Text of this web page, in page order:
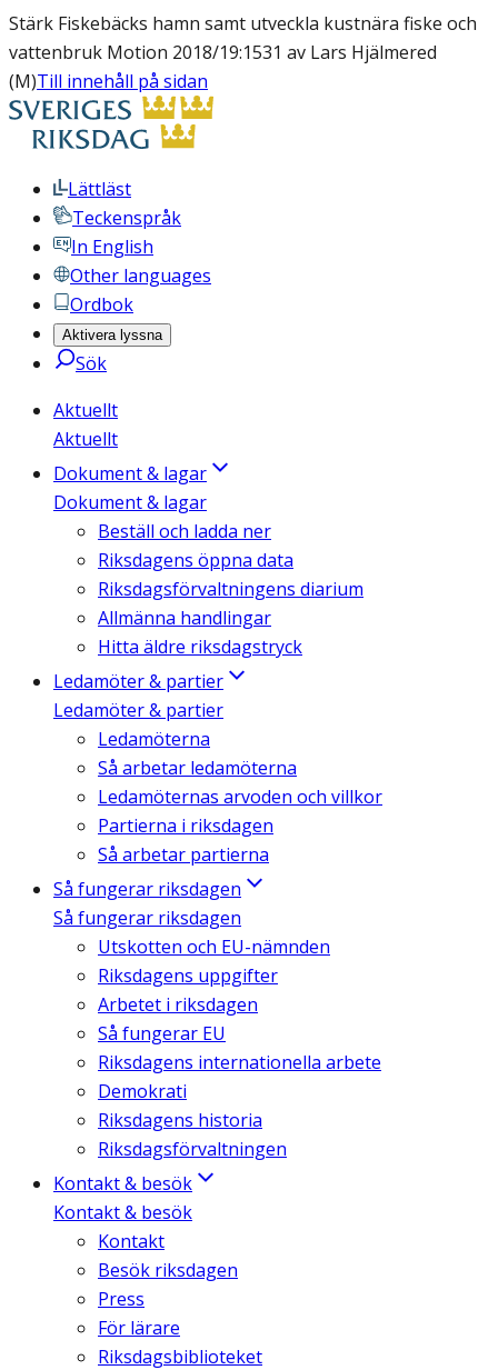
Stärk Fiskebäcks hamn samt utveckla kustnära fiske och
vattenbruk Motion 2018/19:1531 av Lars Hjälmered
(M)Till innehåll på sidan
Lättläst
Teckenspråk
In English
Other languages
Ordbok
Aktivera lyssna
Sök
Aktuellt
Aktuellt
Dokument & lagar
Dokument & lagar
Beställ och ladda ner
Riksdagens öppna data
Riksdagsförvaltningens diarium
Allmänna handlingar
Hitta äldre riksdagstryck
Ledamöter & partier
Ledamöter & partier
Ledamöterna
Så arbetar ledamöterna
Ledamöternas arvoden och villkor
Partierna i riksdagen
Så arbetar partierna
Så fungerar riksdagen
Så fungerar riksdagen
Utskotten och EU-nämnden
Riksdagens uppgifter
Arbetet i riksdagen
Så fungerar EU
Riksdagens internationella arbete
Demokrati
Riksdagens historia
Riksdagsförvaltningen
Kontakt & besök
Kontakt & besök
Kontakt
Besök riksdagen
Press
För lärare
Riksdagsbiblioteket